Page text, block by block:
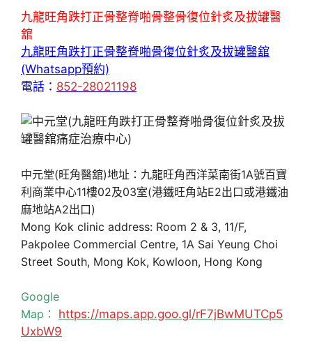
九龍旺角跌打正骨整脊啪骨整骨復位針炙及拔罐醫
舘
九龍旺角跌打正骨整脊啪骨復位針炙及拔罐醫舘
(Whatsapp預約)
電話： 852-28021198
中元堂(旺角醫舘)地址：九龍旺角西洋菜南街1A號百寶
利商業中心11樓02及03室(港鐵旺角站E2出口或港鐵油
麻地站A2出口)
Mong Kok clinic address: Room 2 & 3, 11/F,
Pakpolee Commercial Centre, 1A Sai Yeung Choi
Street South, Mong Kok, Kowloon, Hong Kong
Google
Map： https://maps.app.goo.gl/rF7jBwMUTCp5
UxbW9